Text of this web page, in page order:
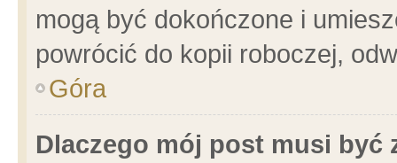
mogą być dokończone i
powrócić do kopii roboczej,
Góra
Dlaczego mój post musi być